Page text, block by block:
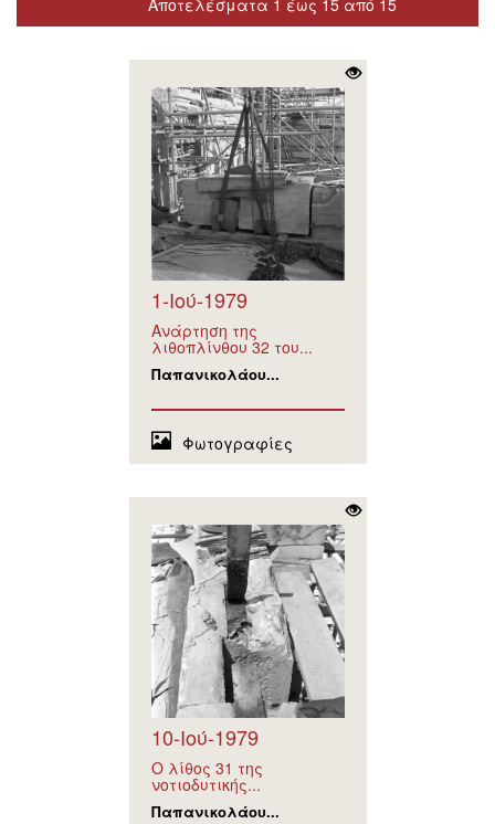
Αποτελέσματα 1 έως 15 από 15
1-Ιού-1979
Ανάρτηση της
λιθοπλίνθου 32 του...
Παπανικολάου...
Φωτογραφίες
10-Ιού-1979
Ο λίθος 31 της
νοτιοδυτικής...
Παπανικολάου...